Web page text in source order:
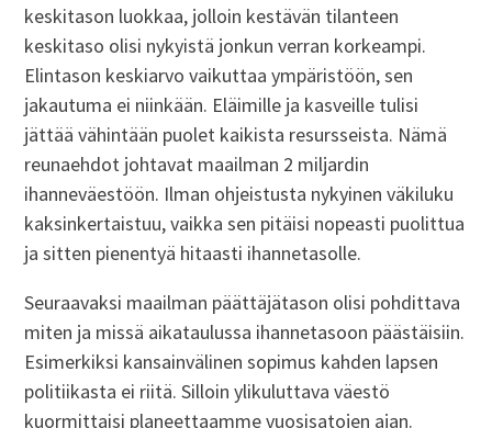
keskitason luokkaa, jolloin kestävän tilanteen
keskitaso olisi nykyistä jonkun verran korkeampi.
Elintason keskiarvo vaikuttaa ympäristöön, sen
jakautuma ei niinkään. Eläimille ja kasveille tulisi
jättää vähintään puolet kaikista resursseista. Nämä
reunaehdot johtavat maailman 2 miljardin
ihanneväestöön. Ilman ohjeistusta nykyinen väkiluku
kaksinkertaistuu, vaikka sen pitäisi nopeasti puolittua
ja sitten pienentyä hitaasti ihannetasolle.
Seuraavaksi maailman päättäjätason olisi pohdittava
miten ja missä aikataulussa ihannetasoon päästäisiin.
Esimerkiksi kansainvälinen sopimus kahden lapsen
politiikasta ei riitä. Silloin ylikuluttava väestö
kuormittaisi planeettaamme vuosisatojen ajan.